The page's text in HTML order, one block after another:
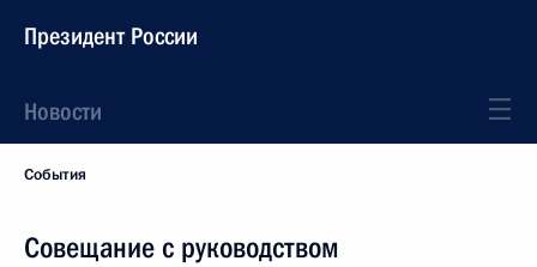
Президент России
Новости
События
Совещание с руководством